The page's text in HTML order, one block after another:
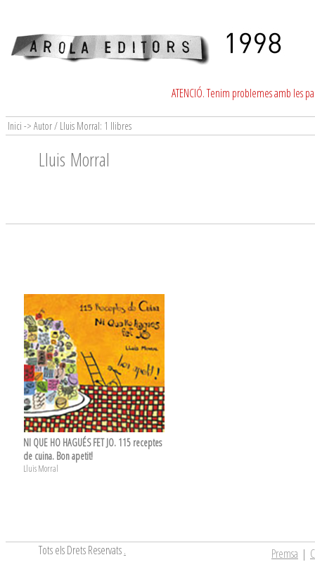
ATENCIÓ. Tenim problemes amb les
Inici -> Autor / Lluis Morral: 1 llibres
Lluis Morral
NI QUE HO HAGUÉS FET JO. 115 receptes
de cuina. Bon apetit!
Lluis Morral
Tots els Drets Reservats. Premsa |